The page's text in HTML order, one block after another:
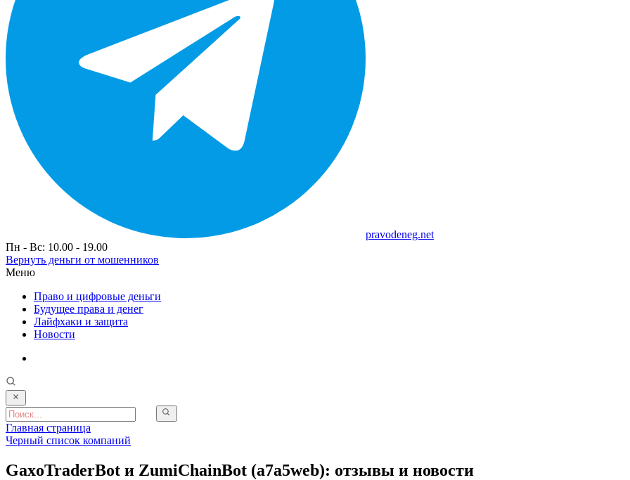
pravodeneg.net
Пн - Вс: 10.00 - 19.00
Вернуть деньги от мошенников
Меню
Право и цифровые деньги
Будущее права и денег
Лайфхаки и защита
Новости
Главная страница
Черный список компаний
GaxoTraderBot и ZumiChainBot (a7a5web): отзывы и новости